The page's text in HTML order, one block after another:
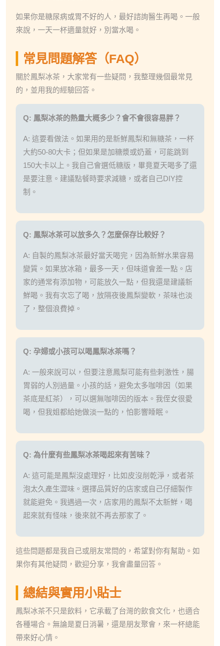
如果你是糖尿病或胃不好的人，最好諮詢醫生再喝。一般
來說，一天一杯適量就好，別當水喝。
常見問題解答（FAQ）
關於鳳梨冰茶，大家常有一些疑問，我整理幾個最常見
的，並用我的經驗回答。
Q: 鳳梨冰茶的熱量大概多少？會不會很容易胖？
A: 這要看做法。如果用的是新鮮鳳梨和無糖茶，一杯
大約50-80大卡；但如果是加糖漿或奶蓋，可能跳到
150大卡以上。我自己會選低糖版，畢竟夏天喝多了還
是要注意。建議點餐時要求減糖，或者自己DIY控
制。
Q: 鳳梨冰茶可以放多久？怎麼保存比較好？
A: 自製的鳳梨冰茶最好當天喝完，因為新鮮水果容易
變質。如果放冰箱，最多一天，但味道會差一點。店
家的通常有添加物，可能放久一點，但我還是建議新
鮮喝。我有次忘了喝，放隔夜後鳳梨變軟，茶味也淡
了，整個浪費掉。
Q: 孕婦或小孩可以喝鳳梨冰茶嗎？
A: 一般來說可以，但要注意鳳梨可能有些刺激性，腸
胃弱的人別過量。小孩的話，避免太多咖啡因（如果
茶底是紅茶），可以選無咖啡因的版本。我侄女很愛
喝，但我姐都給她做淡一點的，怕影響睡眠。
Q: 為什麼有些鳳梨冰茶喝起來有苦味？
A: 這可能是鳳梨沒處理好，比如皮沒削乾淨，或者茶
泡太久產生澀味。選擇品質好的店家或自己仔細製作
就能避免。我遇過一次，店家用的鳳梨不太新鮮，喝
起來就有怪味，後來就不再去那家了。
這些問題都是我自己或朋友常問的，希望對你有幫助。如
果你有其他疑問，歡迎分享，我會盡量回答。
總結與實用小貼士
鳳梨冰茶不只是飲料，它承載了台灣的飲食文化，也適合
各種場合。無論是夏日消暑，還是朋友聚會，來一杯總能
帶來好心情。